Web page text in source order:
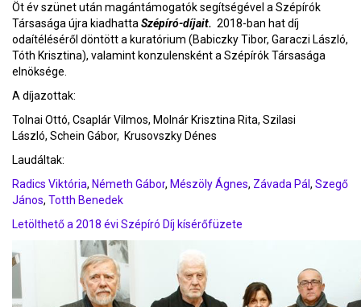
Öt év szünet után magántámogatók segítségével a Szépírók
Társasága újra kiadhattaSzépíró-díjait. 2018-ban hat díj
odaítéléséről döntött a kuratórium (Babiczky Tibor, Garaczi László,
Tóth Krisztina), valamint konzulensként a Szépírók Társasága
elnöksége.
A díjazottak:
Tolnai Ottó, Csaplár Vilmos, Molnár Krisztina Rita, Szilasi
László, Schein Gábor, Krusovszky Dénes
Laudáltak:
Radics Viktória, Németh Gábor, Mészöly Ágnes, Závada Pál, Szegő
János, Totth Benedek
Letölthető a 2018 évi Szépíró Díj kísérőfüzete